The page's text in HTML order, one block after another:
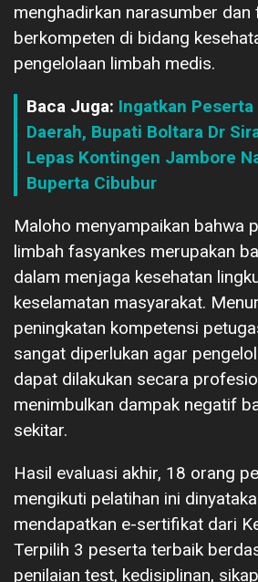
menghadirkan narasumber
berkompeten di bidang
pengelolaan limbah medis.
Baca Juga: Ingatkan
Daerah, Bupati Boltara Dr
Lepas Kontingen Jambore
Buperta Cibubur
Maloho menyampaikan bahwa
limbah fasyankes merupakan
dalam menjaga kesehatan
keselamatan masyarakat.
peningkatan kompetensi
sangat diperlukan agar
dapat dilakukan secara
menimbulkan dampak negatif
sekitar.
Hasil evaluasi akhir, 18 orang
mengikuti pelatihan ini
mendapatkan e-sertifikat dari
Terpilih 3 peserta terbaik
penilaian test, kedisiplinan,